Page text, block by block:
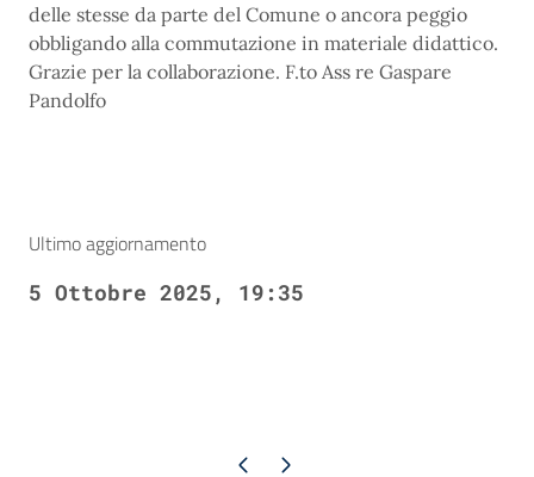
delle stesse da parte del Comune o ancora peggio
obbligando alla commutazione in materiale didattico.
Grazie per la collaborazione. F.to Ass re Gaspare
Pandolfo
Ultimo aggiornamento
5 Ottobre 2025, 19:35
Pagina precedente
Pagina successiva